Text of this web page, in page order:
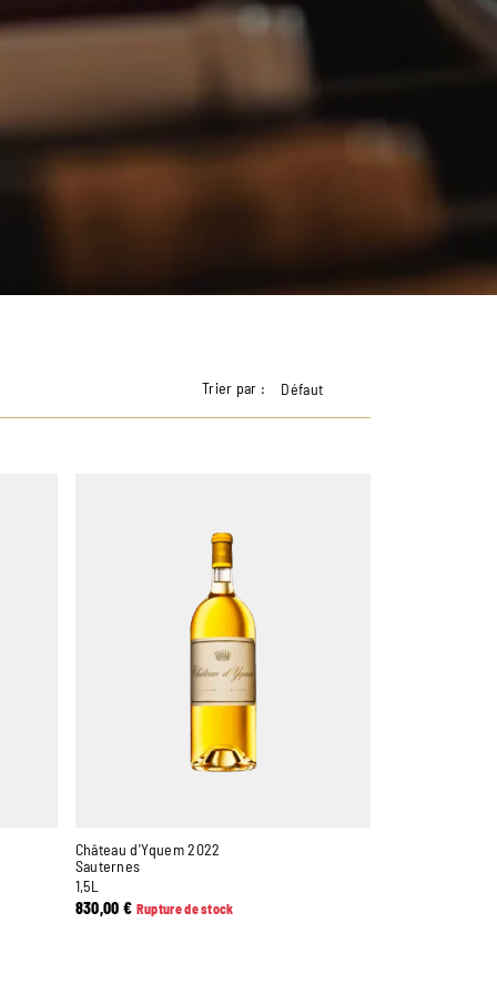
Trier par : Défaut
Château d'Yquem 2022
Sauternes
1,5L
830,00€ Rupture de stock